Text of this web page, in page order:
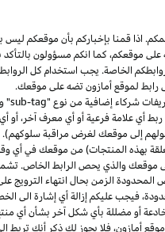
اذا قمنا بإخباركم بأن موقعكم ليس
على موقعكم، كما انكم مسؤولون
الخاصة. يجب استخدام كل
رابط لموقع أمازون تضه على موقعك.
شركاء إضافية من نوع "sub-tag
"
علامة فرعية أو أي معرف آخر، أو
إلى موقعك لغرض مراقبة سلوكهم).
بهذه المنتجات) من موقعك في
موقعك والذي يحص الرابط الخاص.
الزمن بحال انتهاء الترويج
فيجب عليكم إزالة أي إشارة الى الخصم 15% في حال انتهاء العرض الترويجي على موقع
أو مضللة بأيشكلآخر بشأنأي
موقعأمازون،فلا يجوز لكذكرأنك تربط